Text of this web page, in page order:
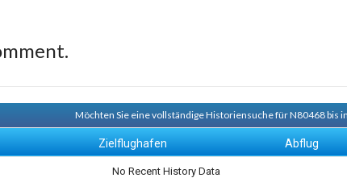
Möchten Sie eine vollständige Historiensuche für N80468 bis
Zielflughafen Abflug
No Recent History Data